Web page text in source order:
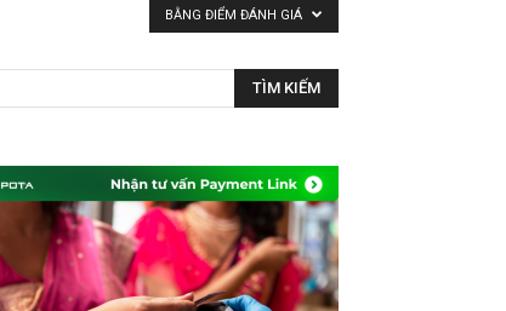
BẰNG ĐIỂM ĐÁNH GIÁ